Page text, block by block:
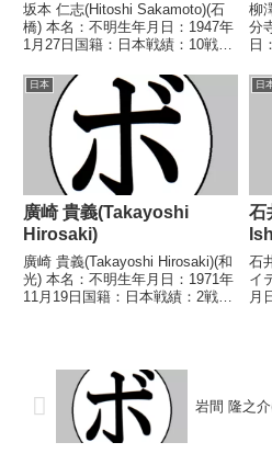
坂本 仁志(Hitoshi Sakamoto)(石
橋) 本名：不明生年月日：1947年
1月27日国籍：日本戦績：10戦3
し 【戦歴】1964/11/09
●3RKO 金久保 和雄(ヨネク
ラ)1964/12/21...
柳
分
日
イ
(
日本
廣崎 貴義(Takayoshi
Hirosaki)
廣崎 貴義(Takayoshi Hirosaki)(和
光) 本名：不明生年月日：1971年
11月19日国籍：日本戦績：2戦1
(緑)■1993年度...
日
石
石
イ
月
岩間 隆之